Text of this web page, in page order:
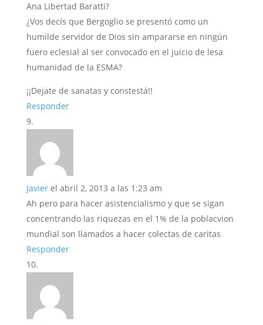
Ana Libertad Baratti?
¿Vos decís que Bergoglio se presentó como un
humilde servidor de Dios sin ampararse en ningún
fuero eclesial al ser convocado en el juicio de lesa
humanidad de la ESMA?
¡¡Dejate de sanatas y constestá!!
Responder
Javier el abril 2, 2013 a las 1:23 am
Ah pero para hacer asistencialismo y que se sigan
concentrando las riquezas en el 1% de la poblacvion
mundial son llamados a hacer colectas de caritas
Responder